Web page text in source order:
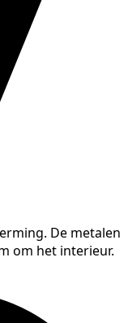
De metalen
om het interieur.